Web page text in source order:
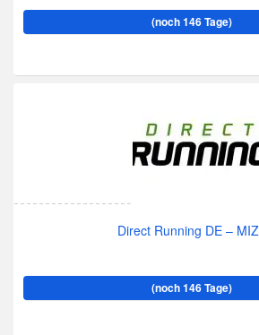
(noch 146 Tage)
Direct Running DE –
(noch 146 Tage)